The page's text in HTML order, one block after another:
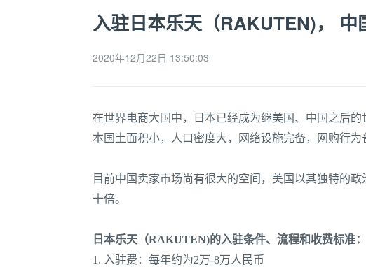
入驻日本乐天（RAKUTEN)， 中
2020年12月22日 13:50:03
在世界电商大国中，日本已经成为继美国、中国之后
本国土面积小，人口密度大，网络设施完备，网购行为
目前中国卖家市场尚有很大的空间，美国以其独特的
十倍。
日本乐天（RAKUTEN)的入驻条件、流程和收费标准：
1. 入驻费：每年约为2万-8万人民币